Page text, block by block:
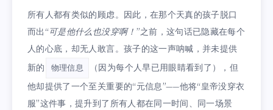
所有人都有类似的顾虑。因此，在那个天真的孩子脱口
而出“ 可是他什么也没穿啊！ ”之前，这句话已隐藏在每个
人的心底，却无人敢言。孩子的这一声呐喊，并未提供
新的
物理信息
（因为每个人早已用眼睛看到了），但
他却提供了一个至关重要的“元信息”——他将“皇帝没穿衣
服”这件事，提升到了所有人都在同一时间、同一场景